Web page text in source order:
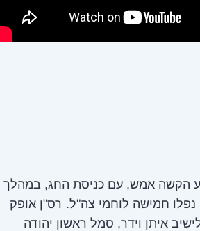
הקשה אמש, עם כניסת החג, במהלך
נפלו חמישה לוחמי צה"ל. רס"ן אופק
איתן וידר, סמל ראשון יהודה